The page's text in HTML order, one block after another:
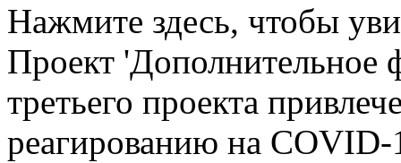
Нажмите здесь, чтобы
Проект 'Дополнительное
третьего проекта
реагированию на COVID-